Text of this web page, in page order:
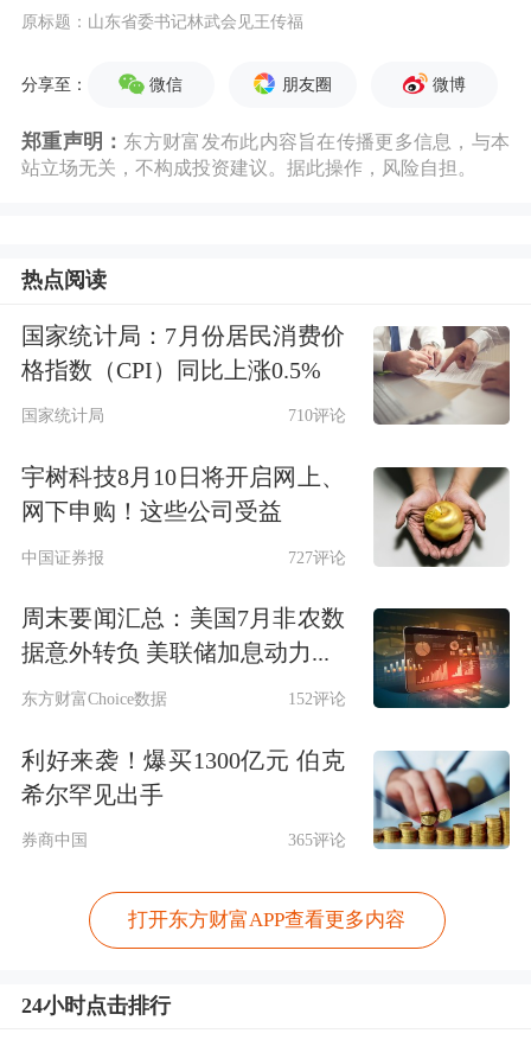
原标题：山东省委书记林武会见王传福
分享至： 微信 朋友圈 微博
郑重声明： 东方财富发布此内容旨在传播更多信息，与本
站立场无关，不构成投资建议。据此操作，风险自担。
热点阅读
国家统计局：7月份居民消费价
格指数（CPI）同比上涨0.5%
国家统计局 710评论
宇树科技8月10日将开启网上、
网下申购！这些公司受益
中国证券报 727评论
周末要闻汇总：美国7月非农数
据意外转负 美联储加息动力...
东方财富Choice数据 152评论
利好来袭！爆买1300亿元 伯克
希尔罕见出手
券商中国 365评论
打开东方财富APP查看更多内容
24小时点击排行